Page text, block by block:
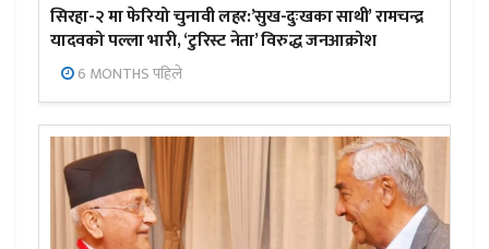
सिरहा-२ मा फेरियो चुनावी लहर:’सुख-दुःखका साथी’ रामचन्द्र
यादवको पल्ला भारी, ‘टुरिस्ट नेता’ विरुद्ध जनआक्रोश
6 MONTHS पहिले